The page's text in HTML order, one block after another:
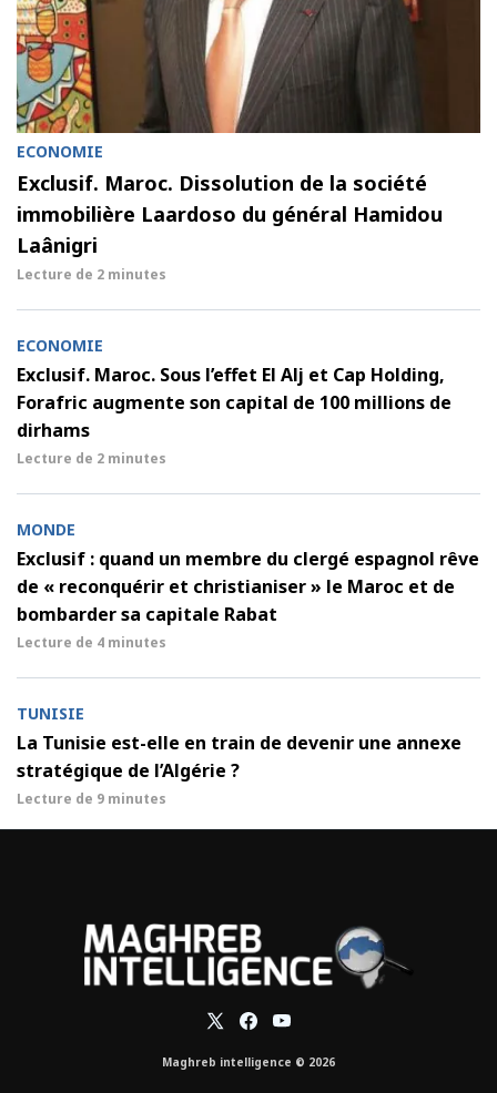
ECONOMIE
Exclusif. Maroc. Dissolution de la société
immobilière Laardoso du général Hamidou
Laânigri
Lecture de 2 minutes
ECONOMIE
Exclusif. Maroc. Sous l’effet El Alj et Cap Holding,
Forafric augmente son capital de 100 millions de
dirhams
Lecture de 2 minutes
MONDE
Exclusif : quand un membre du clergé espagnol rêve
de « reconquérir et christianiser » le Maroc et de
bombarder sa capitale Rabat
Lecture de 4 minutes
TUNISIE
La Tunisie est-elle en train de devenir une annexe
stratégique de l’Algérie ?
Lecture de 9 minutes
Maghreb intelligence © 2026